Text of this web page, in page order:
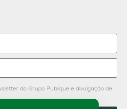
do Grupo Publique e divulgação de